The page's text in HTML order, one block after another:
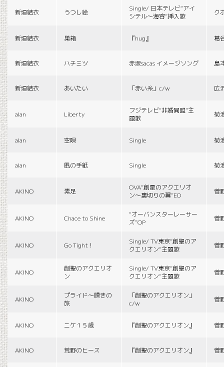
新垣結衣 うつし絵
Single/ 日本テレビ“アイ
シテル〜海容”挿入歌
ク
新垣結衣 巣箱 『hug』 葛
新垣結衣 ハチミツ 赤坂sacas イメージソング 島
新垣結衣 あいたい 「赤い糸」c/w 広
alan Liberty
フジテレビ“非婚同盟”主
題歌
菊
alan 空唄 Single 菊
alan 風の手紙 Single 菊
AKINO 素足
OVA“創星のアクエリオ
ン〜裏切りの翼”ED
菅
AKINO Chace to Shine
“オーバンスターレーサー
ズ”OP
菅
AKINO Go Tight！
Single/ TV東京“創聖のア
クエリオン”主題歌
菅
AKINO
創聖のアクエリオ
ン
Single/ TV東京“創聖のア
クエリオン”主題歌
菅
AKINO
プライド〜嘆きの
旅
「創聖のアクエリオン」
c/w
菅
AKINO ニケ１５歳 『創聖のアクエリオン』 菅
AKINO 荒野のヒース 『創聖のアクエリオン』 菅